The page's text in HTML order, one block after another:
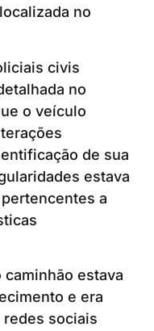
no
civis
no
o veículo
de sua
estava
a
estava
e era
redes sociais